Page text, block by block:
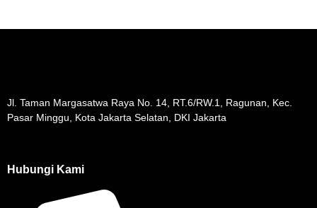
Jl. Taman Margasatwa Raya No. 14, RT.6/RW.1, Ragunan, Kec.
Pasar Minggu, Kota Jakarta Selatan, DKI Jakarta
Hubungi Kami